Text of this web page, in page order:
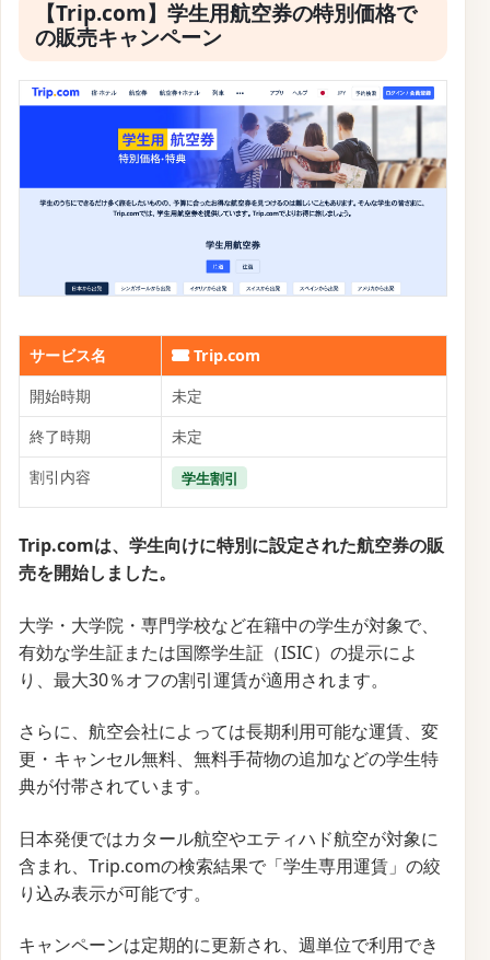
サービス名
Trip.com
開始時期
2026年4月13日
2026年4月26日
最大31%OFF
Trip.comでは現在、大韓航空を利用した日本発韓国行
きの航空券を対象にしたお得なクーポンセールを開催
中です。
新たに神戸⇔ソウル線をはじめ、全国14都市15空港
の日本発着便が一括で対象になり、4月18日の神戸就
航に伴い利便性もアップしています。
特別割引運賃は片道・往復ともに最大70％近い割引が
適用され、2015年世界最高評価を受けるエアラインな
らではの快適な旅を格安で楽しめます。
また、SKYPASSカード入会者には、最大18,500マイル
に加え、Trip.comで使える航空券5％オフクーポンが
付与されます。
このクーポンはウェブ・アプリともに使用可能で、抽
選でペア航空券や旅行グッズが当たるプレゼント企画
も行われています。快適なフライトと特典が一度に狙
える内容となっています
締切済み
公式サイトはこちら